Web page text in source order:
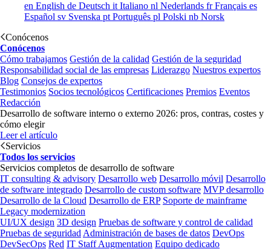
en English de Deutsch it Italiano nl Nederlands frFrançais es
Español sv Svenska pt Português pl Polski nb Norsk
Conócenos
Conócenos
Cómo trabajamos Gestión de la calidad Gestión de la seguridad
Responsabilidad social de las empresas Liderazgo Nuestros expertos
Blog Consejos de expertos
Testimonios Socios tecnológicos Certificaciones Premios Eventos
Redacción
Desarrollo de software interno o externo 2026: pros, contras, costes y
cómo elegir
Leer el artículo
Servicios
Todos los servicios
Servicios completos de desarrollo de software
IT consulting & advisory Desarrollo web Desarrollo móvil Desarrollo
de software integrado Desarrollo de custom software MVP desarrollo
Desarrollo de la Cloud Desarrollo de ERP Soporte de mainframe
Legacy modernization
UI/UX design 3D design Pruebas de software y control de calidad
Pruebas de seguridad Administración de bases de datos DevOps
DevSecOps Red IT Staff Augmentation Equipo dedicado